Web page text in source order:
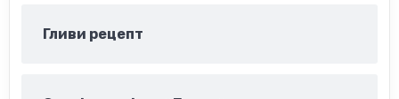
Гливи рецепт